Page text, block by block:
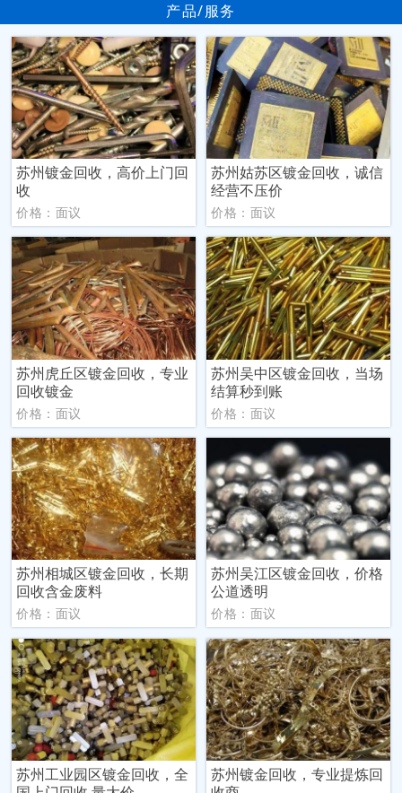
产品/服务
苏州镀金回收，高价上门回
收
价格：面议
苏州姑苏区镀金回收，诚信
经营不压价
价格：面议
苏州虎丘区镀金回收，专业
回收镀金
价格：面议
苏州吴中区镀金回收，当场
结算秒到账
价格：面议
苏州相城区镀金回收，长期
回收含金废料
价格：面议
苏州吴江区镀金回收，价格
公道透明
价格：面议
苏州工业园区‌镀金回收，全
苏州镀金回收，专业提炼回